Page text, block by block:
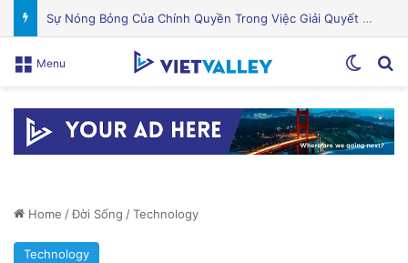
Khám Phá Máy Đào Hầm Nổ Đá Đầu Tiên Trên Thế Giới: Bước Đột Phá Trong Công Nghệ Xây Dựng
Menu
Home /Đời Sống /Technology
Technology